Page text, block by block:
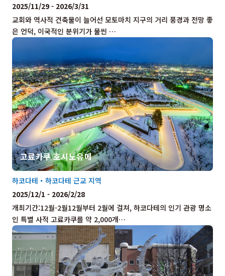
교회와 역사적 건축물이 늘어선 모토마치 지구의 거리 풍경과 전망 좋
은 언덕, 이국적인 분위기가 물씬 …
2025/11/29 - 2026/3/31
고료카쿠 호시노유메
개최기간:12월-2월12월부터 2월에 걸쳐, 하코다테의 인기 관광 명소
인 특별 사적 고료카쿠를 약 2,000개…
하코다테・하코다테 근교 지역
2025/12/1 - 2026/2/28